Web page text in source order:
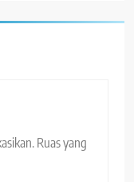
Ruas yang